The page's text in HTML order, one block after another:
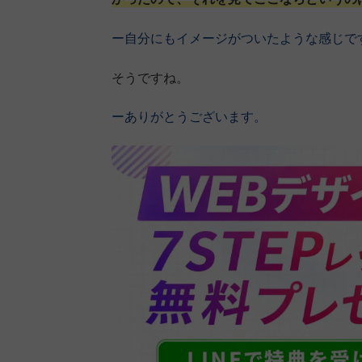
ー自分にもイメージがついたような感じで
そうですね。
ーありがとうございます。